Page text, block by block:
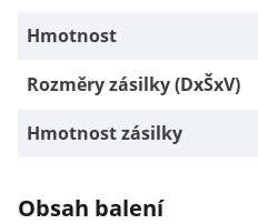
Hmotnost
Rozměry zásilky (DxŠxV)
Hmotnost zásilky
Obsah balení